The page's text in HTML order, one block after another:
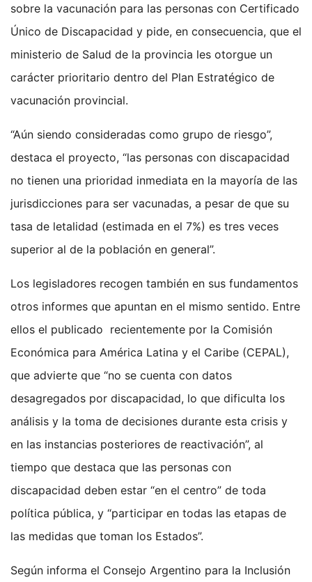
sobre la vacunación para las personas con Certificado
Único de Discapacidad y pide, en consecuencia, que el
ministerio de Salud de la provincia les otorgue un
carácter prioritario dentro del Plan Estratégico de
vacunación provincial.
“Aún siendo consideradas como grupo de riesgo”,
destaca el proyecto, “las personas con discapacidad
no tienen una prioridad inmediata en la mayoría de las
jurisdicciones para ser vacunadas, a pesar de que su
tasa de letalidad (estimada en el 7%) es tres veces
superior al de la población en general”.
Los legisladores recogen también en sus fundamentos
otros informes que apuntan en el mismo sentido. Entre
ellos el publicado recientemente por la Comisión
Económica para América Latina y el Caribe (CEPAL),
que advierte que “no se cuenta con datos
desagregados por discapacidad, lo que dificulta los
análisis y la toma de decisiones durante esta crisis y
en las instancias posteriores de reactivación”, al
tiempo que destaca que las personas con
discapacidad deben estar “en el centro” de toda
política pública, y “participar en todas las etapas de
las medidas que toman los Estados”.
Según informa el Consejo Argentino para la Inclusión